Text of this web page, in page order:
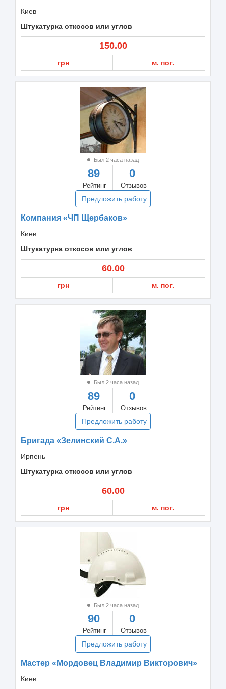
Киев
Штукатурка откосов или углов
150.00
грн м. пог.
Был 2 часа назад
89
Рейтинг
0
Отзывов
Предложить работу
Компания «ЧП Щербаков»
Киев
Штукатурка откосов или углов
60.00
грн м. пог.
Был 2 часа назад
89
Рейтинг
0
Отзывов
Предложить работу
Бригада «Зелинский С.А.»
Ирпень
Штукатурка откосов или углов
60.00
грн м. пог.
Был 2 часа назад
90
Рейтинг
0
Отзывов
Предложить работу
Мастер «Мордовец Владимир Викторович»
Киев